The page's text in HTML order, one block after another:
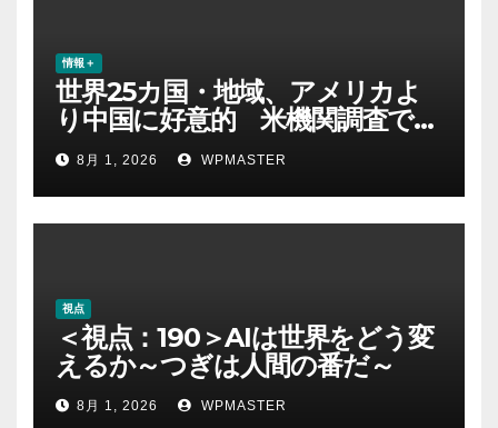
情報＋
世界25カ国・地域、アメリカよ
り中国に好意的 米機関調査で初
めて多数派に
8月 1, 2026 WPMASTER
視点
＜視点：190＞AIは世界をどう変
えるか～つぎは人間の番だ～
8月 1, 2026 WPMASTER